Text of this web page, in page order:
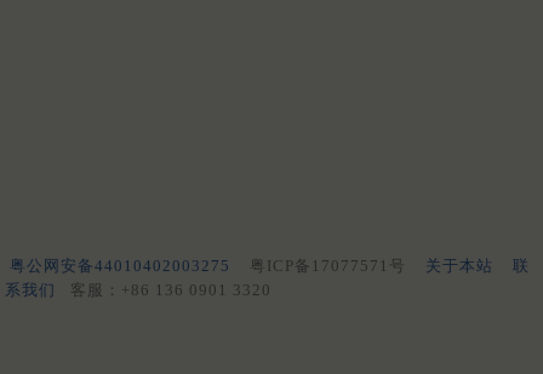
粤公网安备44010402003275 粤ICP备17077571号 关于本站
联
系我们
客服：+86 136 0901 3320